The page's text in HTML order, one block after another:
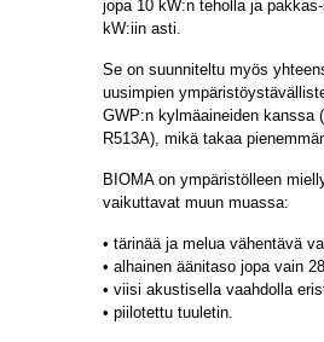
jopa 10 kW:n teholla ja
kW:iin asti.
Se on suunniteltu myös
uusimpien
GWP:n kylmäaineiden kanssa
R513A), mikä takaa
BIOMA on ympäristölleen
vaikuttavat muun muassa:
• tärinää ja melua vähentävä
• alhainen äänitaso jopa vain
• viisi akustisella vaahdolla
• piilotettu tuuletin.